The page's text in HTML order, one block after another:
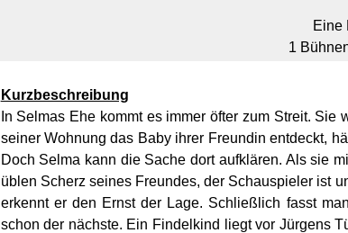
Eine
1
Kurzbeschreibung
In Selmas Ehe kommt es immer öfter zum Streit.
seiner Wohnung das Baby ihrer Freundin entdeckt,
Doch Selma kann die Sache dort aufklären. Als sie
üblen Scherz seines Freundes, der Schauspieler ist
erkennt er den Ernst der Lage. Schließlich fasst
schon der nächste. Ein Findelkind liegt vor Jürgens